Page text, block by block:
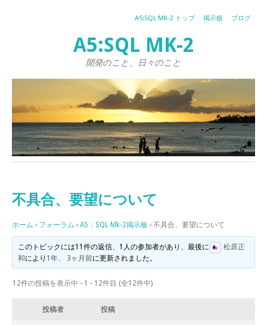
A5:SQL MK-2 トップ 掲示板 ブログ
A5:SQL MK-2
開発のこと、日々のこと
不具合、要望について
ホーム › フォーラム › A5：SQL Mk-2掲示板 › 不具合、要望について
このトピックには11件の返信、1人の参加者があり、最後に
松原正
和により 1年、 3ヶ月前に更新されました。
12件の投稿を表示中 - 1 - 12件目 (全12件中)
投稿者 投稿